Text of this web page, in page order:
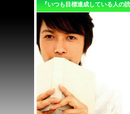
『いつも目標達成している人の